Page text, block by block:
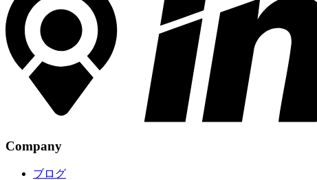
Company
ブログ